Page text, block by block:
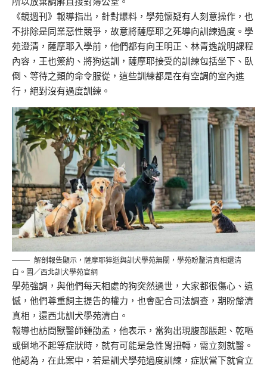
《鏡週刊》報導指出，針對爆料，學苑懷疑有人刻意操作，也
不排除是同業惡性競爭，故意將薩摩耶之死導向訓練過度。學
苑澄清，薩摩耶入學前，他們都有向王明正、林青逸說明課程
內容，王也簽約、將狗送訓，薩摩耶接受的訓練包括坐下、臥
倒、等待之類的命令服從，這些訓練都是在有空調的室內進
行，絕對沒有過度訓練。
解剖報告顯示，薩摩耶猝逝與訓犬學苑無關，學苑盼釐清真相還清
白。圖／西北訓犬學苑官網
學苑強調，與他們每天相處的狗突然過世，大家都很傷心、遺
憾，他們尊重飼主提告的權力，也會配合司法調查，期盼釐清
真相，還西北訓犬學苑清白。
報導也訪問獸醫師鍾劭孟，他表示，當狗出現腹部脹起、乾嘔
或倒地不起等症狀時，就有可能是急性胃扭轉，需立刻就醫。
他認為，在此案中，若是訓犬學苑過度訓練，症狀當下就會立